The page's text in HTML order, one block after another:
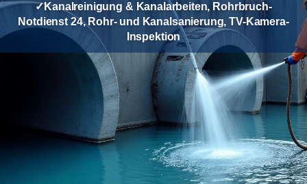
✓Kanalreinigung & Kanalarbeiten, Rohrbruch-
Notdienst 24, Rohr- und Kanalsanierung, TV-Kamera-
Inspektion